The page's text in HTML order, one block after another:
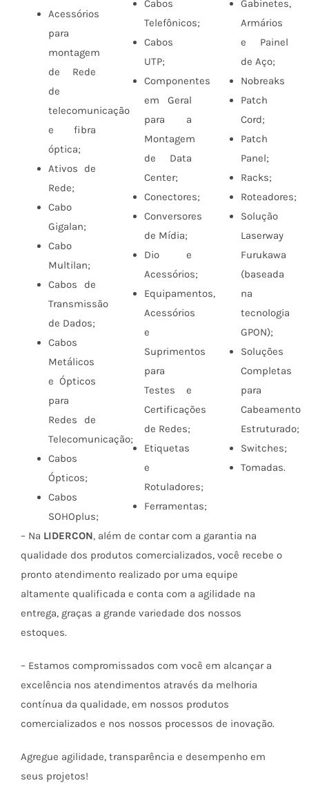
Acessórios
para
montagem
de Rede
de
telecomunicação
e fibra
óptica;
Ativos de
Rede;
Cabo
Gigalan;
Cabo
Multilan;
Cabos de
Transmissão
de Dados;
Cabos
Metálicos
e Ópticos
para
Redes de
Telecomunicação;
Cabos
Ópticos;
Cabos
SOHOplus;
Cabos
Telefônicos;
Cabos
UTP;
Componentes
em Geral
para a
Montagem
de Data
Center;
Conectores;
Conversores
de Mídia;
Dio e
Acessórios;
Equipamentos,
Acessórios
e
Suprimentos
para
Testes e
Certificações
de Redes;
Etiquetas
e
Rotuladores;
Ferramentas;
Gabinetes,
Armários
e Painel
de Aço;
Nobreaks
Patch
Cord;
Patch
Panel;
Racks;
Roteadores;
Solução
Laserway
Furukawa
(baseada
na
tecnologia
GPON);
Soluções
Completas
para
Cabeamento
Estruturado;
Switches;
Tomadas.
– Na LIDERCON, além de contar com a garantia na
qualidade dos produtos comercializados, você recebe o
pronto atendimento realizado por uma equipe
altamente qualificada e conta com a agilidade na
entrega, graças a grande variedade dos nossos
estoques.
– Estamos compromissados com você em alcançar a
excelência nos atendimentos através da melhoria
contínua da qualidade, em nossos produtos
comercializados e nos nossos processos de inovação.
Agregue agilidade, transparência e desempenho em
seus projetos!